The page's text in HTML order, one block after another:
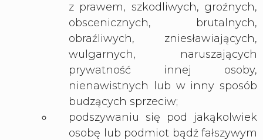
z prawem, szkodliwych, groźnych,
obscenicznych, brutalnych,
obraźliwych, zniesławiających,
wulgarnych, naruszających
prywatność innej osoby,
nienawistnych lub w inny sposób
budzących sprzeciw;
podszywaniu się pod jakąkolwiek
osobę lub podmiot bądź fałszywym